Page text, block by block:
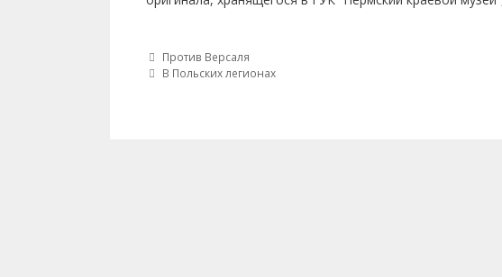
Post navigation
Против Версаля
В Польских легионах